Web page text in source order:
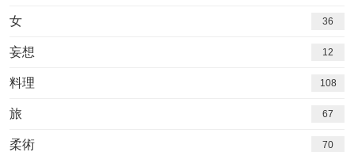
女 36
妄想 12
料理 108
旅 67
柔術 70